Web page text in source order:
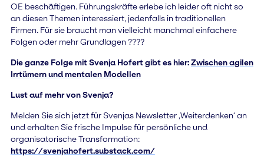
OE beschäftigen. Führungskräfte erlebe ich leider oft nicht so
an diesen Themen interessiert, jedenfalls in traditionellen
Firmen. Für sie braucht man vielleicht manchmal einfachere
Folgen oder mehr Grundlagen ????
Die ganze Folge mit Svenja Hofert gibt es hier:Zwischen agilen
Irrtümern und mentalen Modellen
Lust auf mehr von Svenja?
Melden Sie sich jetzt für Svenjas Newsletter ‚Weiterdenken‘ an
und erhalten Sie frische Impulse für persönliche und
organisatorische Transformation:
https://svenjahofert.substack.com/